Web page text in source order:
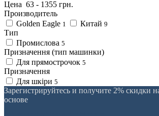
Цена 63 - 1355 грн.
Производитель
Golden Eagle 1 Китай 9
Тип
Промислова 5
Призначення (тип машинки)
Для прямострочок 5
Призначення
Для шкіри 5
Зарегистрируйтесь и получите 2% скидки
основе